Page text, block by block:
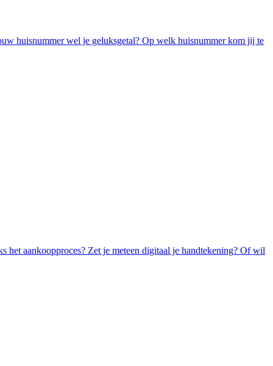
huisnummer wel je geluksgetal? Op welk huisnummer kom jij te
het aankoopproces? Zet je meteen digitaal je handtekening? Of wil